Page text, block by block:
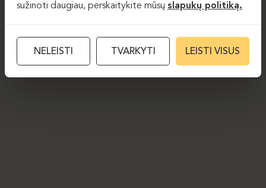
sužinoti daugiau, perskaitykite mūsų slapukų politiką.
NELEISTI TVARKYTI LEISTI VISUS